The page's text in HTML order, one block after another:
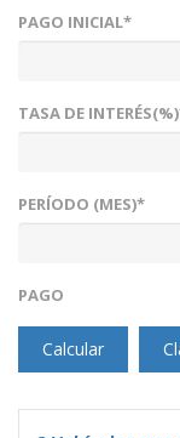
PAGO INICIAL*
TASA DE
PERÍODO (MES)*
PAGO
Calcular